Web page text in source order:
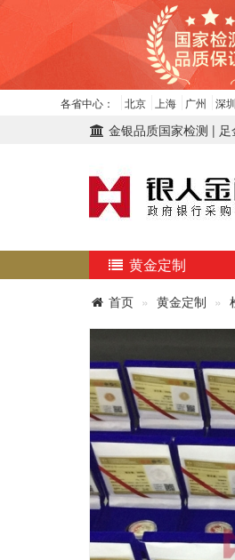
各省中心： 北京 上海 广州 深圳
金银品质国家检测 |
黄金定制
首页 黄金定制